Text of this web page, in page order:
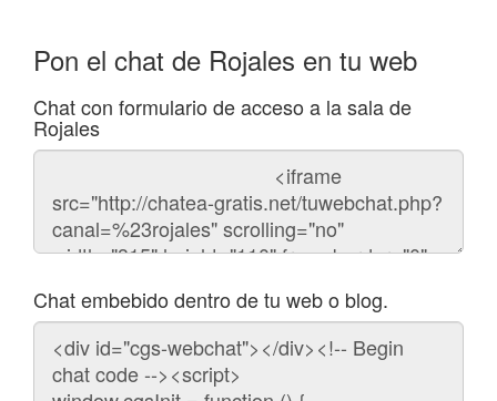
Pon el chat de Rojales en tu web
Chat con formulario de acceso a la sala de
Rojales
Código
chat
Chat embebido dentro de tu web o blog.
Código
para
embeber